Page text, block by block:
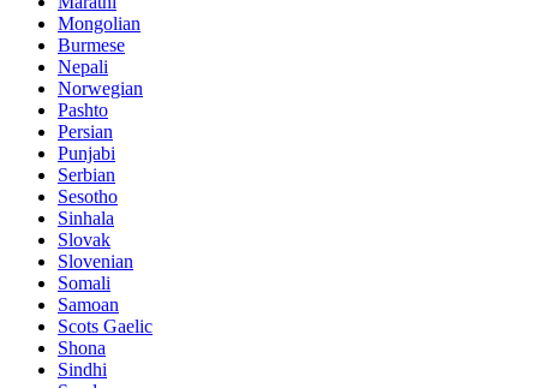
Mongolian
Burmese
Nepali
Norwegian
Pashto
Persian
Punjabi
Serbian
Sesotho
Sinhala
Slovak
Slovenian
Somali
Samoan
Scots Gaelic
Shona
Sindhi